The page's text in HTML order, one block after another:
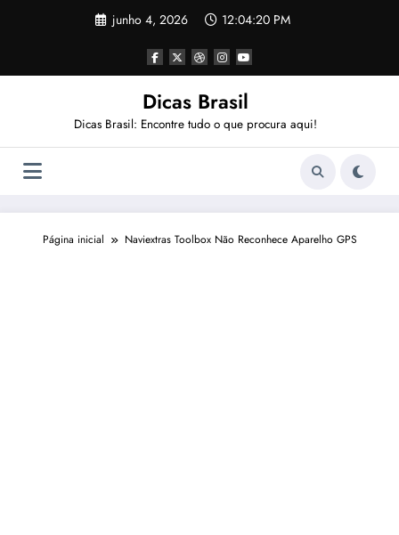
junho 4, 2026 12:04:21 PM
Dicas Brasil
Dicas Brasil: Encontre tudo o que procura aqui!
Página inicial Naviextras Toolbox Não Reconhece Aparelho GPS